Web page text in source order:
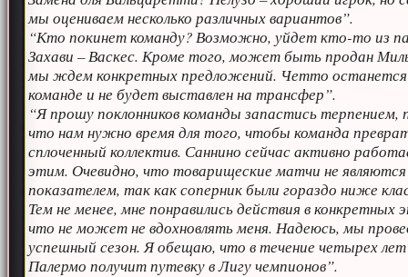
мы оцениваем несколько различных вариантов”.
“Кто покинет команду? Возможно, уйдет кто-то из
Захави – Васкес. Кроме того, может быть продан
мы ждем конкретных предложений. Четто
команде и не будет выставлен на трансфер”.
“Я прошу поклонников команды запастись терпением,
что нам нужно время для того, чтобы команда
сплоченный коллектив. Саннино сейчас активно
этим. Очевидно, что товарищеские матчи не являются
показателем, так как соперник были гораздо ниже
Тем не менее, мне понравились действия в конкретных
что не может не вдохновлять меня. Надеюсь, мы
успешный сезон. Я обещаю, что в течение четырех лет
Палермо получит путевку в Лигу чемпионов”.